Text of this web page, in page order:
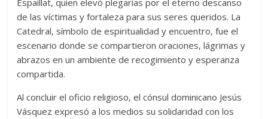
Espaillat, quien elevó plegarias por el eterno descanso
de las víctimas y fortaleza para sus seres queridos. La
Catedral, símbolo de espiritualidad y encuentro, fue el
escenario donde se compartieron oraciones, lágrimas y
abrazos en un ambiente de recogimiento y esperanza
compartida.
Al concluir el oficio religioso, el cónsul dominicano Jesús
Vásquez expresó a los medios su solidaridad con los